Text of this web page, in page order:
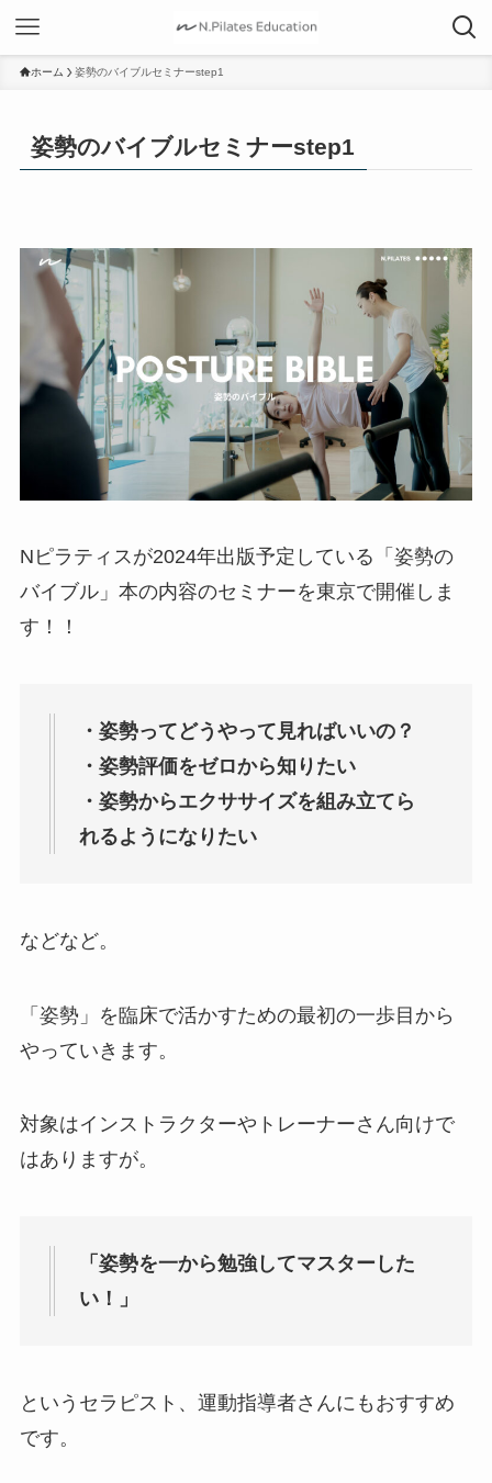
ホーム 姿勢のバイブルセミナーstep1
姿勢のバイブルセミナーstep1
Nピラティスが2024年出版予定している「姿勢の
バイブル」本の内容のセミナーを東京で開催しま
す！！
・姿勢ってどうやって見ればいいの？
・姿勢評価をゼロから知りたい
・姿勢からエクササイズを組み立てら
れるようになりたい
などなど。
「姿勢」を臨床で活かすための最初の一歩目から
やっていきます。
対象はインストラクターやトレーナーさん向けで
はありますが。
「姿勢を一から勉強してマスターした
い！」
というセラピスト、運動指導者さんにもおすすめ
です。